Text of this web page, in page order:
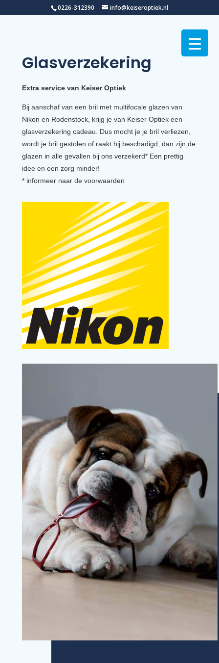
0226-312390 info@keiseroptiek.nl
Glas­verzekering
Extra service van Keiser Optiek
Bij aanschaf van een bril met multifocale glazen van
Nikon en Rodenstock, krijg je van Keiser Optiek een
glasverzekering cadeau. Dus mocht je je bril verliezen,
wordt je bril gestolen of raakt hij beschadigd, dan zijn de
glazen in alle gevallen bij ons verzekerd* Een prettig
idee en een zorg minder!
* informeer naar de voorwaarden